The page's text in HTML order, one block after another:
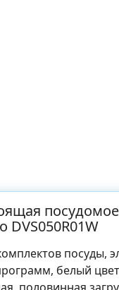
посуды,
белый
половинная